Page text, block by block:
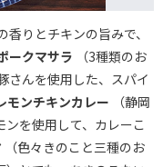
香りとチキンの旨みで、
ークマサラ （3種類のお
さんを使用した、スパイ
モンチキンカレー （静岡
を使用して、カレーこ
（色々きのこと三種のお